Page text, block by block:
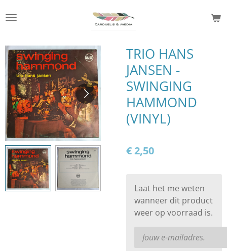
direct
de
hoofdinhoud
TRIO HANS
JANSEN -
SWINGING
HAMMOND
(VINYL)
€ 2,50
Laat het me weten
wanneer dit product
weer op voorraad is.